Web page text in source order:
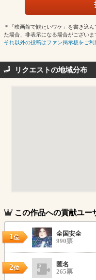
＊「映画館で観たいワケ」を書き込
た場合、非表示になる場合がございま
それ以外の投稿はファン掲示板をご利
リクエストの地域分布
この作品への貢献ユー
1位
全国安全
990票
2位
匿名
265票